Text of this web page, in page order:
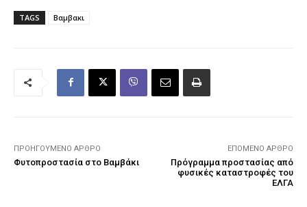
TAGS Βαμβακι
ΠΡΟΗΓΟΎΜΕΝΟ ΆΡΘΡΟ
Φυτοπροστασία στο Βαμβάκι
ΕΠΌΜΕΝΟ ΆΡΘΡΟ
Πρόγραμμα προστασίας από
φυσικές καταστροφές του
ΕΛΓΑ